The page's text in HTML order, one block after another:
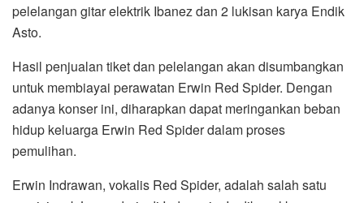
pelelangan gitar elektrik Ibanez dan 2 lukisan karya Endik
Asto.
Hasil penjualan tiket dan pelelangan akan disumbangkan
untuk membiayai perawatan Erwin Red Spider. Dengan
adanya konser ini, diharapkan dapat meringankan beban
hidup keluarga Erwin Red Spider dalam proses
pemulihan.
Erwin Indrawan, vokalis Red Spider, adalah salah satu